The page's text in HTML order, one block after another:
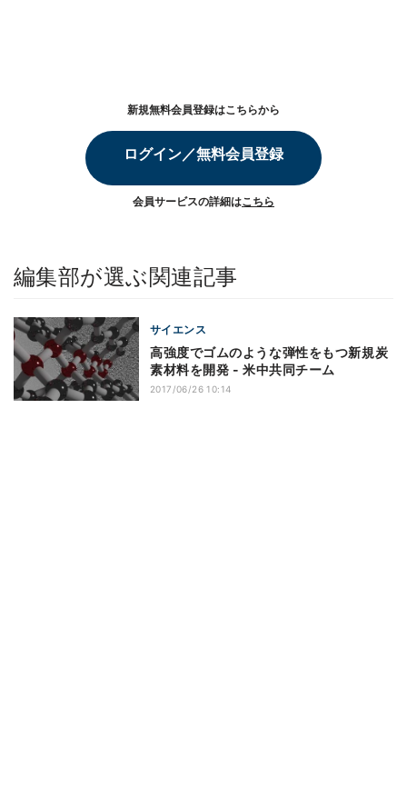
新規無料会員登録はこちらから
ログイン／無料会員登録
会員サービスの詳細はこちら
編集部が選ぶ関連記事
サイエンス
高強度でゴムのような弾性をもつ新規炭
素材料を開発 - 米中共同チーム
2017/06/26 10:14